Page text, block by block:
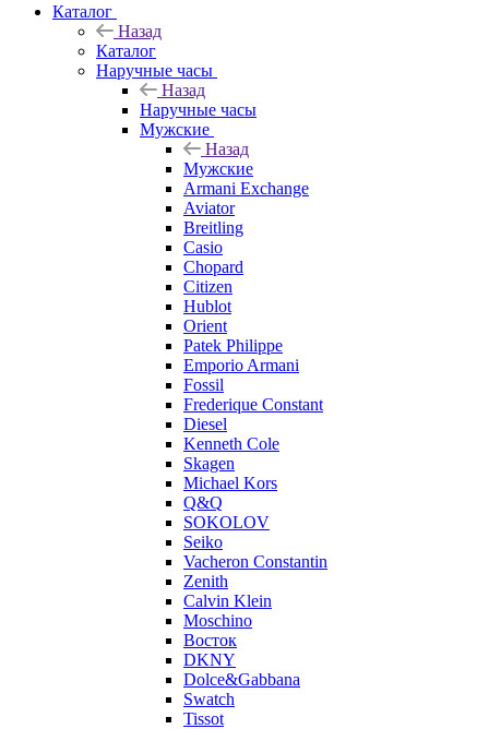
Каталог
Назад
Каталог
Наручные часы
Назад
Наручные часы
Мужские
Назад
Мужские
Armani Exchange
Aviator
Breitling
Casio
Chopard
Citizen
Hublot
Orient
Patek Philippe
Emporio Armani
Fossil
Frederique Constant
Diesel
Kenneth Cole
Skagen
Michael Kors
Q&Q
SOKOLOV
Seiko
Vacheron Constantin
Zenith
Calvin Klein
Moschino
Восток
DKNY
Dolce&Gabbana
Swatch
Tissot